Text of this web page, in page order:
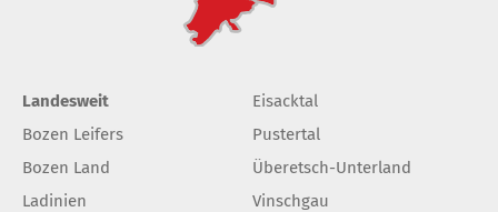
Landesweit
Bozen Leifers
Bozen Land
Ladinien
Eisacktal
Pustertal
Überetsch-Unterland
Vinschgau